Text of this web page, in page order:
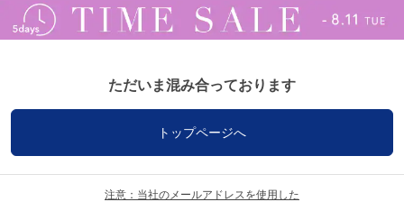
ただいま混み合っております
トップページへ
注意：当社のメールアドレスを使用した